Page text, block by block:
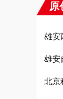
原
雄安
雄安
北京